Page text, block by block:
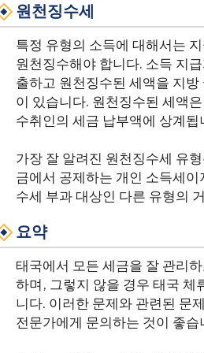
원천징수세
특정 유형의 소득에 대해서는
원천징수해야 합니다. 소득 지
출하고 원천징수된 세액을 지
이 있습니다. 원천징수된 세액
수취인의 세금 납부액에 상계됩
가장 잘 알려진 원천징수세 유
금에서 공제하는 개인 소득세
수세 부과 대상인 다른 유형의
요약
태국에서 모든 세금을 잘 관리
하며, 그렇지 않을 경우 태국 체
니다. 이러한 문제와 관련된 문
전문가에게 문의하는 것이 좋습